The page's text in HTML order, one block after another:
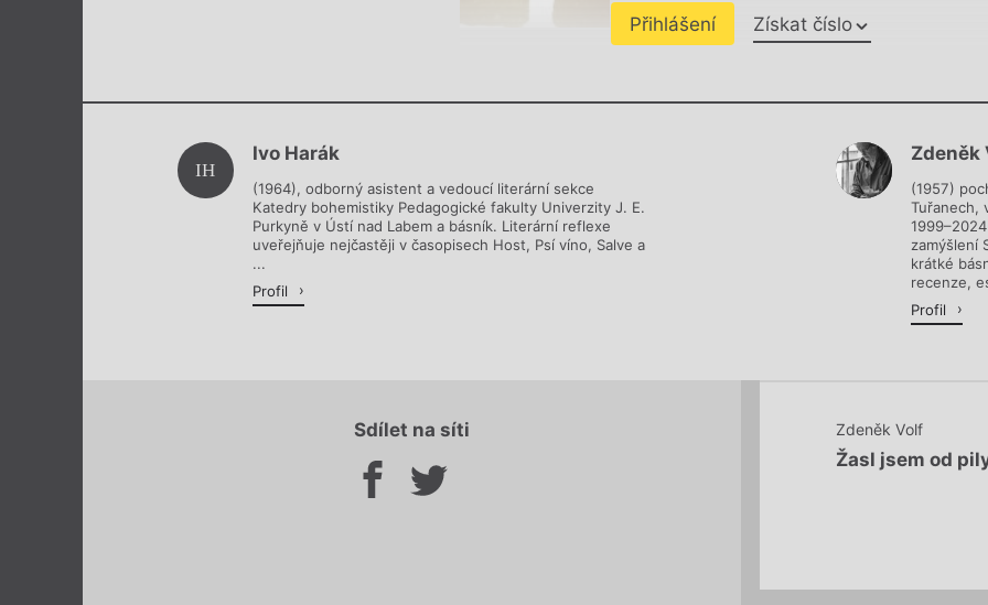
Přihlášení Získat číslo
Chviličku.
IH
Ivo Harák
(1964), odborný asistent a vedoucí literární sekce
Katedry bohemistiky Pedagogické fakulty Univerzity J. E.
Purkyně v Ústí nad Labem a básník. Literární reflexe
uveřejňuje nejčastěji v časopisech Host, Psí víno, Salve a
...
Profil
Zdeněk
(1957)
Tuřanech,
zamýšlení
krátké
recenze,
Profil
Sdílet na síti Zdeněk Volf
Žasl jsem od